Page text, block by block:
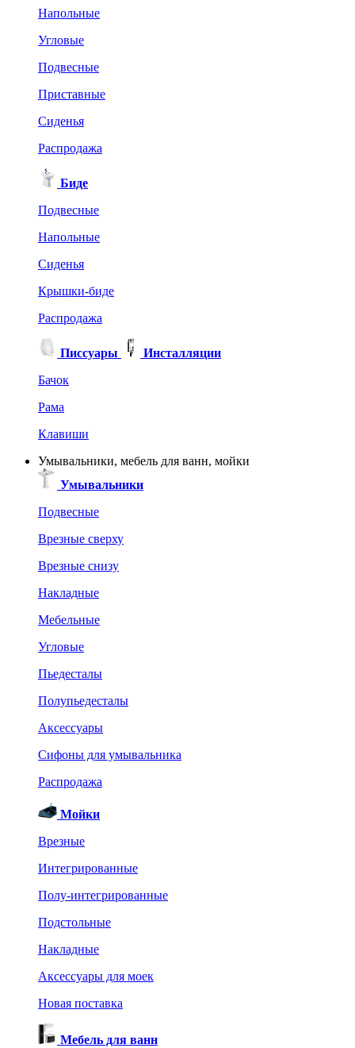
Напольные
Угловые
Подвесные
Приставные
Сиденья
Распродажа
Биде
Подвесные
Напольные
Сиденья
Крышки-биде
Распродажа
Писсуары
Инсталляции
Бачок
Рама
Клавиши
Умывальники, мебель для ванн, мойки
Умывальники
Подвесные
Врезные сверху
Врезные снизу
Накладные
Мебельные
Угловые
Пьедесталы
Полупьедесталы
Аксессуары
Сифоны для умывальника
Распродажа
Мойки
Врезные
Интегрированные
Полу-интегрированные
Подстольные
Накладные
Аксессуары для моек
Новая поставка
Мебель для ванн